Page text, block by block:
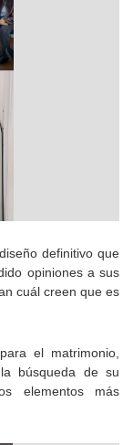
definitivo que
opiniones a sus
cuál creen que es
el matrimonio,
búsqueda de su
elementos más